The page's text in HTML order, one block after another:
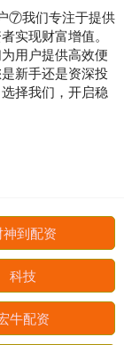
⑦我们专注于提供
实现财富增值。
用户提供高效便
新手还是资深投
择我们，开启稳
神到配资
科技
牛配资